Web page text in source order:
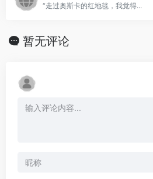
“走过奥斯卡的红地毯，我觉得...
暂无评论